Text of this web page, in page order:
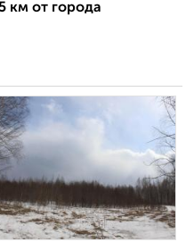
км от города